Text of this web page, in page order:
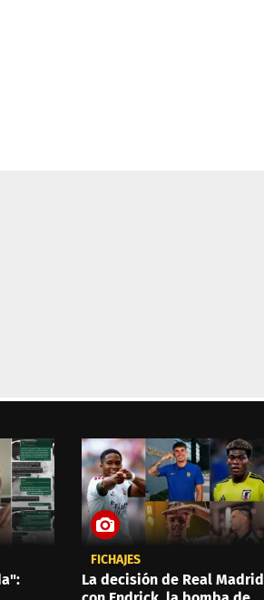
FICHAJES
La decisión de Real Madrid